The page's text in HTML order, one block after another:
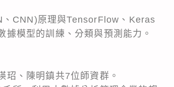
、CNN)原理與TensorFlow、Keras
模型的訓練、分類與預測能力。
玿、陳明鎮共7位師資群。